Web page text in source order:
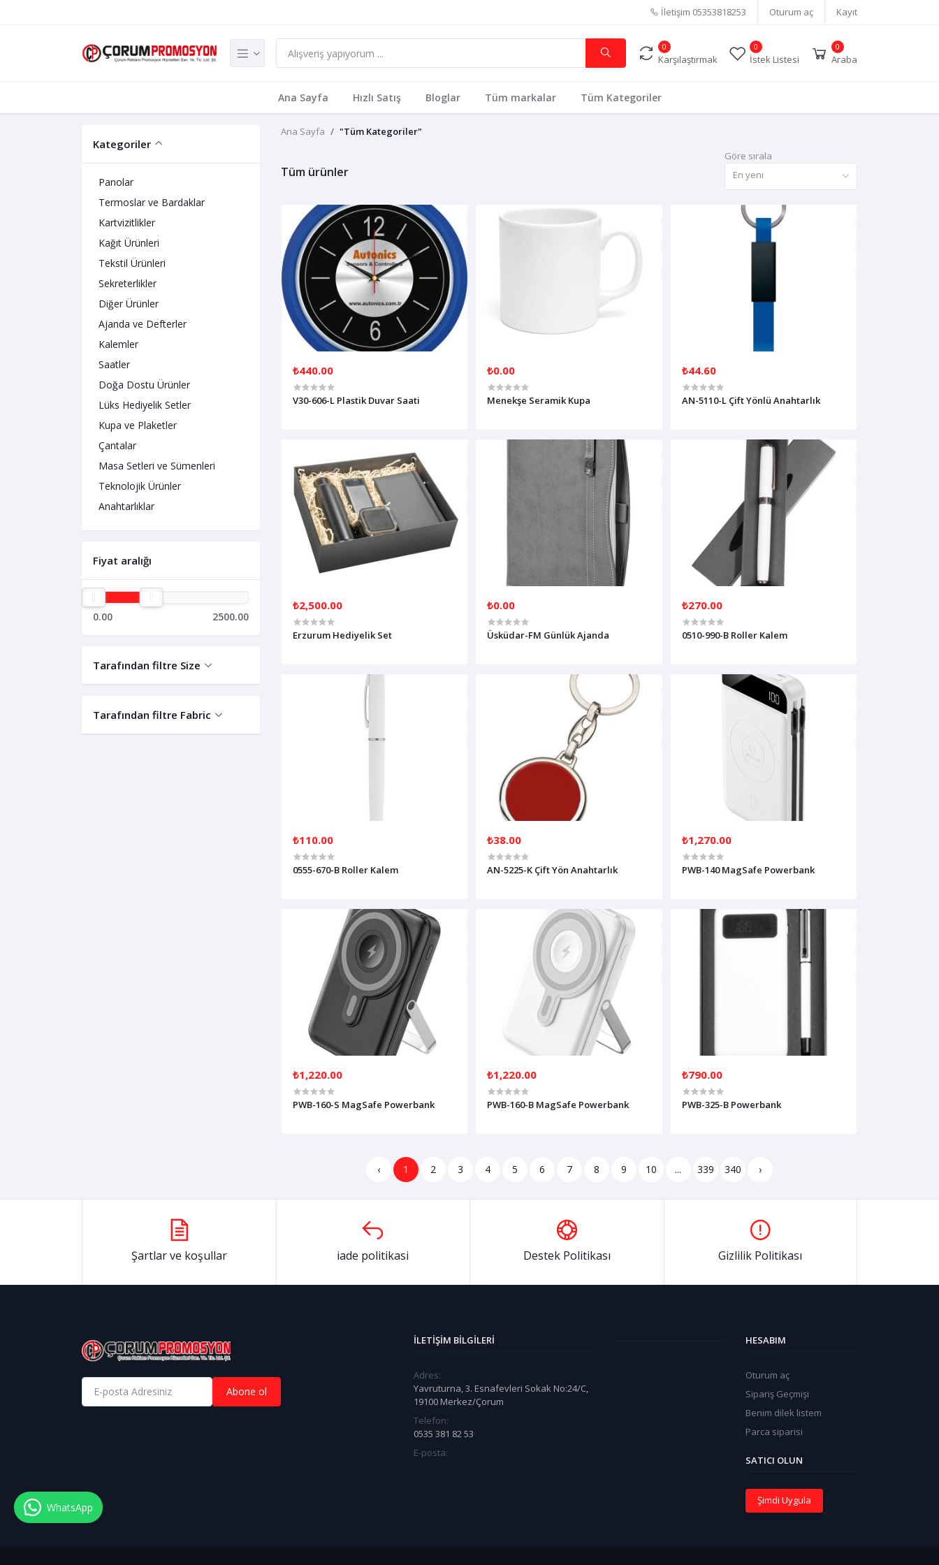
İletişim 05353818253 Oturum aç Kayıt
0
Karşılaştırmak
0
İstek Listesi
0
Araba
Ana Sayfa Hızlı Satış Bloglar Tüm markalar Tüm Kategoriler
Kategoriler
Panolar
Termoslar ve Bardaklar
Kartvizitlikler
Kağıt Ürünleri
Tekstil Ürünleri
Sekreterlikler
Diğer Ürünler
Ajanda ve Defterler
Kalemler
Saatler
Doğa Dostu Ürünler
Lüks Hediyelik Setler
Kupa ve Plaketler
Çantalar
Masa Setleri ve Sümenleri
Teknolojik Ürünler
Anahtarlıklar
Fiyat aralığı
0.00 2500.00
Tarafından filtre Size
Tarafından filtre Fabric
Ana Sayfa "Tüm Kategoriler"
Tüm ürünler
Göre sırala
En yeni
₺440.00
V30-606-L Plastik Duvar Saati
₺0.00
Menekşe Seramik Kupa
₺44.60
AN-5110-L Çift Yönlü Anahtarlık
₺2,500.00
Erzurum Hediyelik Set
₺0.00
Üsküdar-FM Günlük Ajanda
₺270.00
0510-990-B Roller Kalem
₺110.00
0555-670-B Roller Kalem
₺38.00
AN-5225-K Çift Yön Anahtarlık
₺1,270.00
PWB-140 MagSafe Powerbank
₺1,220.00
PWB-160-S MagSafe Powerbank
₺1,220.00
PWB-160-B MagSafe Powerbank
₺790.00
PWB-325-B Powerbank
‹ 1 2 3 4 5 6 7 8 9 10 ... 339 340 ›
Şartlar ve koşullar iade politikasi Destek Politikası Gizlilik Politikası
Abone ol
İLETIŞIM BILGILERI
Adres:
Yavruturna, 3. Esnafevleri Sokak No:24/C,
19100 Merkez/Çorum
Telefon:
0535 381 82 53
E-posta:
HESABIM
Oturum aç
Sipariş Geçmişi
Benim dilek listem
Parca siparisi
SATICI OLUN
Şimdi Uygula
WhatsApp